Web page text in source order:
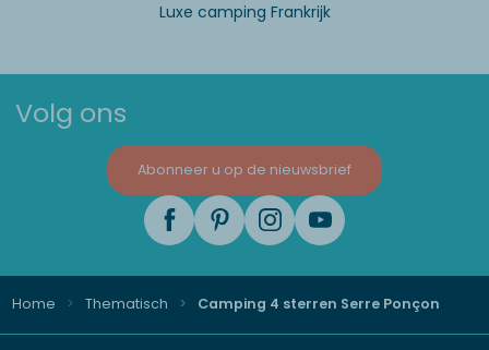
Luxe camping Frankrijk
Volg ons
Abonneer u op de nieuwsbrief
Home Thematisch Camping 4 sterren Serre Ponçon